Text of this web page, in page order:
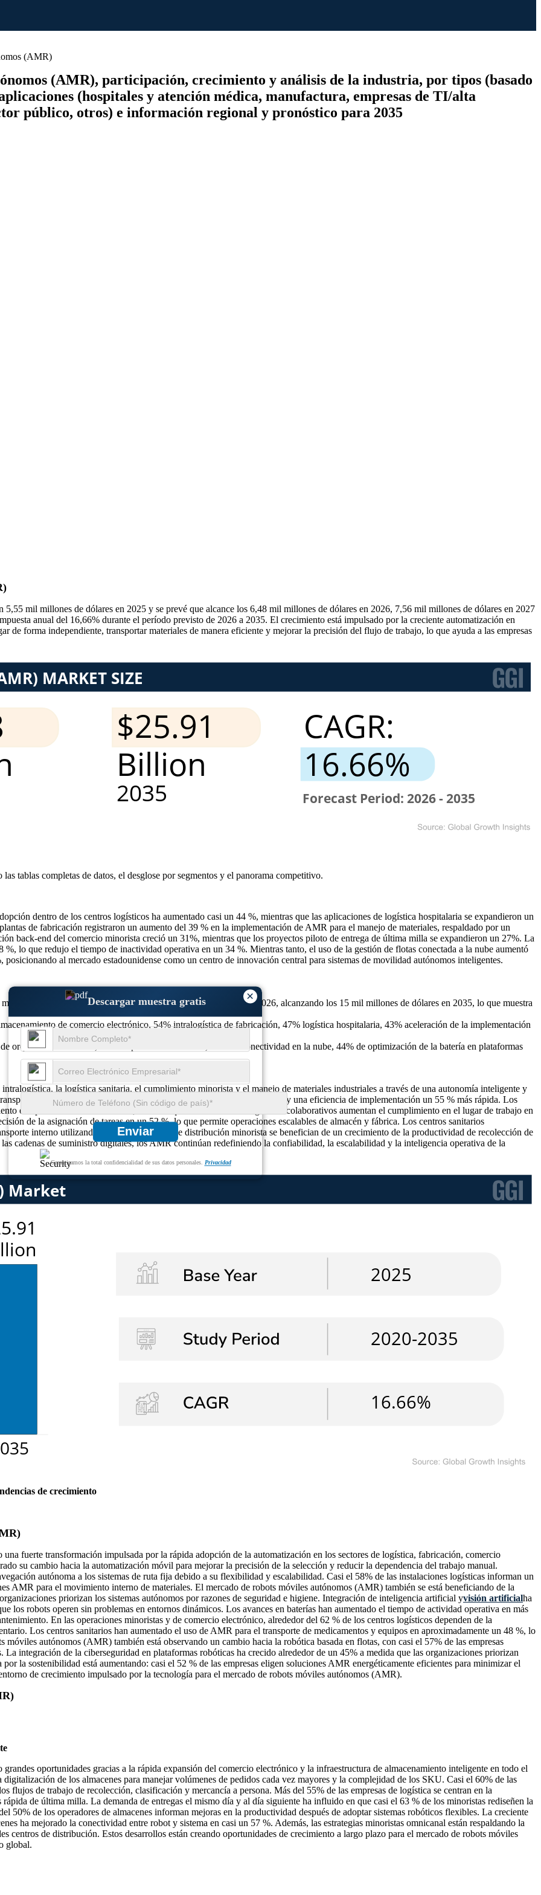
(AMR)
(AMR), participación, crecimiento y análisis de la industria, por tipos (basado
(hospitales y atención médica, manufactura, empresas de TI/alta
público, otros) e información regional y pronóstico para 2035
×
Descargar muestra gratis
Enviar
Garantizamos la total confidencialidad de sus datos personales. Privacidad
mil millones de dólares en 2025 y se prevé que alcance los 6,48 mil millones de dólares en 2026, 7,56 mil millones de dólares en 2027
anual del 16,66% durante el período previsto de 2026 a 2035. El crecimiento está impulsado por la creciente automatización en
de forma independiente, transportar materiales de manera eficiente y mejorar la precisión del flujo de trabajo, lo que ayuda a las empresas
las tablas completas de datos, el desglose por segmentos y el panorama competitivo.
dentro de los centros logísticos ha aumentado casi un 44 %, mientras que las aplicaciones de logística hospitalaria se expandieron un
de fabricación registraron un aumento del 39 % en la implementación de AMR para el manejo de materiales, respaldado por un
back-end del comercio minorista creció un 31%, mientras que los proyectos piloto de entrega de última milla se expandieron un 27%. La
lo que redujo el tiempo de inactividad operativa en un 34 %. Mientras tanto, el uso de la gestión de flotas conectada a la nube aumentó
al mercado estadounidense como un centro de innovación central para sistemas de movilidad autónomos inteligentes.
millones de dólares en 2025 a 11,24 mil millones de dólares en 2026, alcanzando los 15 mil millones de dólares en 2035, lo que muestra
de comercio electrónico, 54% intralogística de fabricación, 47% logística hospitalaria, 43% aceleración de la implementación
orquestación de flotas, 51% de preferencia LiDAR, 46% de conectividad en la nube, 44% de optimización de la batería en plataformas
la logística sanitaria, el cumplimiento minorista y el manejo de materiales industriales a través de una autonomía inteligente y
fijos, ofreciendo casi un 60 % más de flexibilidad de diseño y una eficiencia de implementación un 55 % más rápida. Los
en aproximadamente un 48 %, mientras que los sistemas de seguridad colaborativos aumentan el cumplimiento en el lugar de trabajo en
de la asignación de tareas en un 52 %, lo que permite operaciones escalables de almacén y fábrica. Los centros sanitarios
interno utilizando AMR. Los centros de distribución minorista se benefician de un crecimiento de la productividad de recolección de
cadenas de suministro digitales, los AMR continúan redefiniendo la confiabilidad, la escalabilidad y la inteligencia operativa de la
de crecimiento
fuerte transformación impulsada por la rápida adopción de la automatización en los sectores de logística, fabricación, comercio
su cambio hacia la automatización móvil para mejorar la precisión de la selección y reducir la dependencia del trabajo manual.
autónoma a los sistemas de ruta fija debido a su flexibilidad y escalabilidad. Casi el 58% de las instalaciones logísticas informan un
AMR para el movimiento interno de materiales. El mercado de robots móviles autónomos (AMR) también se está beneficiando de la
priorizan los sistemas autónomos por razones de seguridad e higiene. Integración de inteligencia artificial yvisión artificialha
los robots operen sin problemas en entornos dinámicos. Los avances en baterías han aumentado el tiempo de actividad operativa en más
En las operaciones minoristas y de comercio electrónico, alrededor del 62 % de los centros logísticos dependen de la
Los centros sanitarios han aumentado el uso de AMR para el transporte de medicamentos y equipos en aproximadamente un 48 %, lo
autónomos (AMR) también está observando un cambio hacia la robótica basada en flotas, con casi el 57% de las empresas
integración de la ciberseguridad en plataformas robóticas ha crecido alrededor de un 45% a medida que las organizaciones priorizan
la sostenibilidad está aumentando: casi el 52 % de las empresas eligen soluciones AMR energéticamente eficientes para minimizar el
de crecimiento impulsado por la tecnología para el mercado de robots móviles autónomos (AMR).
oportunidades gracias a la rápida expansión del comercio electrónico y la infraestructura de almacenamiento inteligente en todo el
de los almacenes para manejar volúmenes de pedidos cada vez mayores y la complejidad de los SKU. Casi el 60% de las
flujos de trabajo de recolección, clasificación y mercancía a persona. Más del 55% de las empresas de logística se centran en la
de última milla. La demanda de entregas el mismo día y al día siguiente ha influido en que casi el 63 % de los minoristas rediseñen la
50% de los operadores de almacenes informan mejoras en la productividad después de adoptar sistemas robóticos flexibles. La creciente
ha mejorado la conectividad entre robot y sistema en casi un 57 %. Además, las estrategias minoristas omnicanal están respaldando la
centros de distribución. Estos desarrollos están creando oportunidades de crecimiento a largo plazo para el mercado de robots móviles
global.